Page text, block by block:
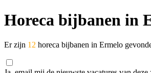
Horeca bijbanen in
Er zijn 12 horeca bijbanen in Ermelo